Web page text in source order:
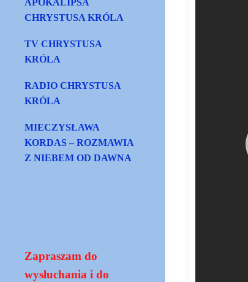
APOKALIPSA
CHRYSTUSA KRÓLA
TV CHRYSTUSA
KRÓLA
RADIO CHRYSTUSA
KRÓLA
MIECZYSŁAWA
KORDAS – ROZMAWIA
Z NIEBEM OD DAWNA
Zapraszam do
wysłuchania i do